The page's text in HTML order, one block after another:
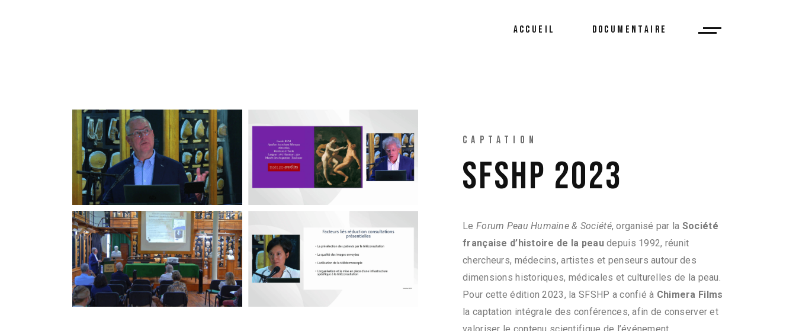
ACCUEIL DOCUMENTAIRE
CAPTATION
SFSHP 2023
Le Forum Peau Humaine & Société, organisé par la Société
française d’histoire de la peaudepuis 1992, réunit
chercheurs, médecins, artistes et penseurs autour des
dimensions historiques, médicales et culturelles de la peau.
Pour cette édition 2023, la SFSHP a confié à Chimera Films
la captation intégrale des conférences, afin de conserver et